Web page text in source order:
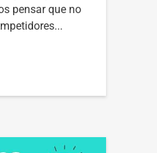
pensar que no